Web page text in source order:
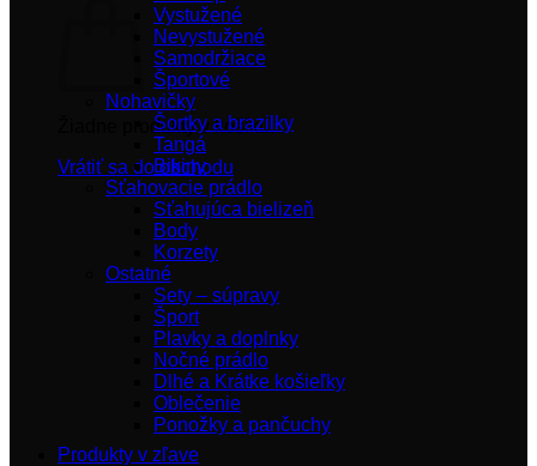
Žiadne produkty v košíku.
Vrátiť sa do obchodu
Vystužené
Nevystužené
Samodržiace
Športové
Nohavičky
Šortky a brazilky
Tangá
Bikiny
Sťahovacie prádlo
Sťahujúca bielizeň
Body
Korzety
Ostatné
Sety – súpravy
Šport
Plavky a doplnky
Nočné prádlo
Dlhé a Krátke košieľky
Oblečenie
Ponožky a pančuchy
Produkty v zľave